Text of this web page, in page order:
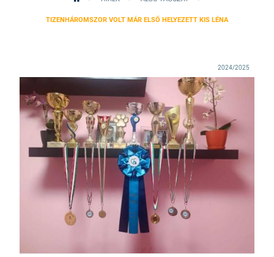
TIZENHÁROMSZOR VOLT MÁR ELSŐ HELYEZETT KIS LÉNA
2024/2025